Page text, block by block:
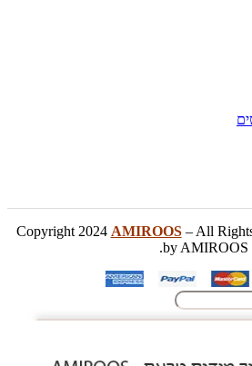
AMIROOS– All
by AMIROOS.